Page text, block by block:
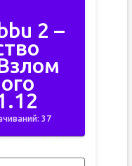
2 –
37